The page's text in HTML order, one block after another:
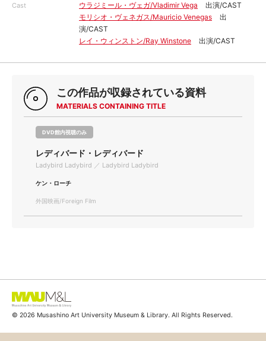
Cast
ウラジミール・ヴェガ/Vladimir Vega
出演/CAST
モリシオ・ヴェネガス/Mauricio Venegas
出
演/CAST
レイ・ウィンストン/Ray Winstone
出演/CAST
この作品が収録されている資料
MATERIALS CONTAINING TITLE
DVD館内視聴のみ
レディバード・レディバード
Ladybird Ladybird ／ Ladybird Ladybird
ケン・ローチ
外国映画/Foreign Film
© 2026 Musashino Art University Museum & Library. All Rights Reserved.